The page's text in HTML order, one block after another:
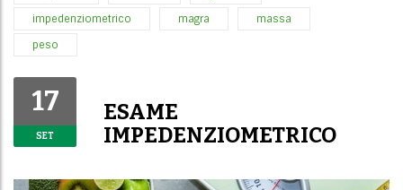
impedenziometrico magra massa
peso
17
SET
ESAME
IMPEDENZIOMETRICO